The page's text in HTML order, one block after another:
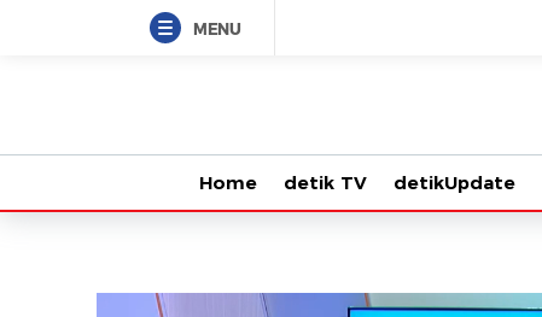
MENU
Home detik TV detikUpdate